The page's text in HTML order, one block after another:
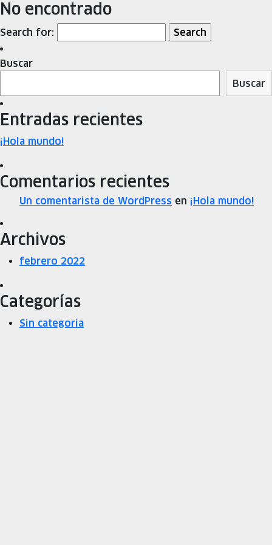
No encontrado
Search for:
Buscar
Buscar
Entradas recientes
¡Hola mundo!
Comentarios recientes
Un comentarista de WordPress en ¡Hola mundo!
Archivos
febrero 2022
Categorías
Sin categoría